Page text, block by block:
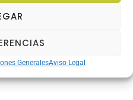
GeneralesAviso Legal
– 29 cm | XL – 30 cm